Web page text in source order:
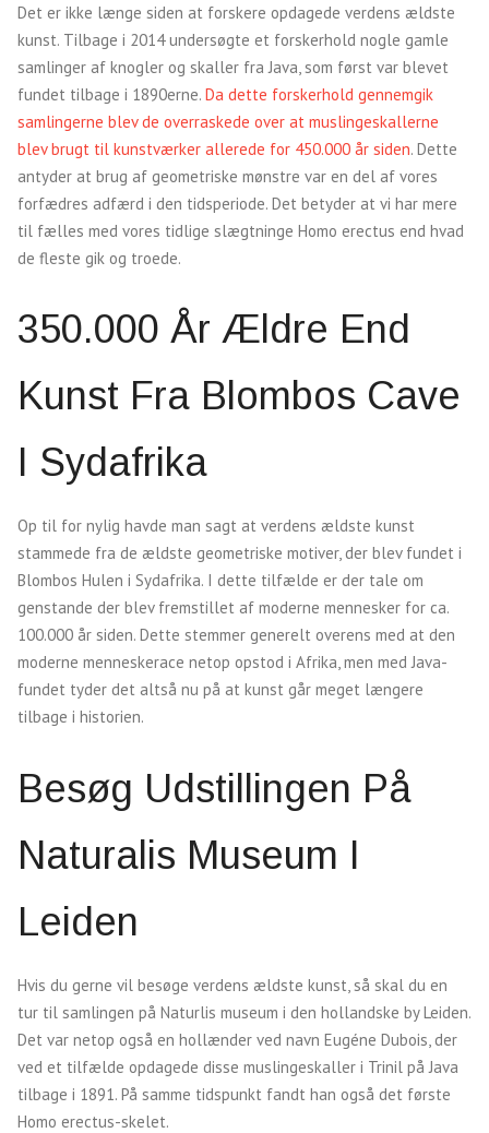
Det er ikke længe siden at forskere opdagede verdens ældste
kunst. Tilbage i 2014 undersøgte et forskerhold nogle gamle
samlinger af knogler og skaller fra Java, som først var blevet
fundet tilbage i 1890erne. Da dette forskerhold gennemgik
samlingerne blev de overraskede over at muslingeskallerne
blev brugt til kunstværker allerede for 450.000 år siden. Dette
antyder at brug af geometriske mønstre var en del af vores
forfædres adfærd i den tidsperiode. Det betyder at vi har mere
til fælles med vores tidlige slægtninge Homo erectus end hvad
de fleste gik og troede.
350.000 År Ældre End
Kunst Fra Blombos Cave
I Sydafrika
Op til for nylig havde man sagt at verdens ældste kunst
stammede fra de ældste geometriske motiver, der blev fundet i
Blombos Hulen i Sydafrika. I dette tilfælde er der tale om
genstande der blev fremstillet af moderne mennesker for ca.
100.000 år siden. Dette stemmer generelt overens med at den
moderne menneskerace netop opstod i Afrika, men med Java-
fundet tyder det altså nu på at kunst går meget længere
tilbage i historien.
Besøg Udstillingen På
Naturalis Museum I
Leiden
Hvis du gerne vil besøge verdens ældste kunst, så skal du en
tur til samlingen på Naturlis museum i den hollandske by Leiden.
Det var netop også en hollænder ved navn Eugéne Dubois, der
ved et tilfælde opdagede disse muslingeskaller i Trinil på Java
tilbage i 1891. På samme tidspunkt fandt han også det første
Homo erectus-skelet.